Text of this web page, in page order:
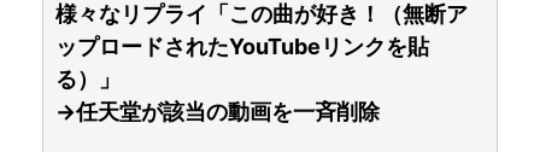
様々なリプライ「この曲が好き！（無断ア
ップロードされたYouTubeリンクを貼
る）」
→任天堂が該当の動画を一斉削除